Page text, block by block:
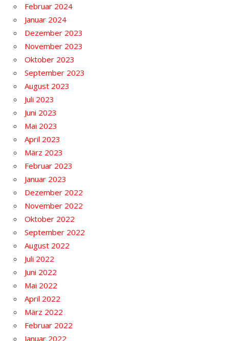
Februar 2024
Januar 2024
Dezember 2023
November 2023
Oktober 2023
September 2023
August 2023
Juli 2023
Juni 2023
Mai 2023
April 2023
März 2023
Februar 2023
Januar 2023
Dezember 2022
November 2022
Oktober 2022
September 2022
August 2022
Juli 2022
Juni 2022
Mai 2022
April 2022
März 2022
Februar 2022
Januar 2022